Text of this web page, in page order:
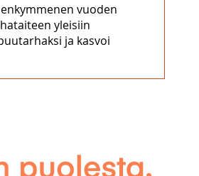
vuoden
yleisiin
ja kasvoi